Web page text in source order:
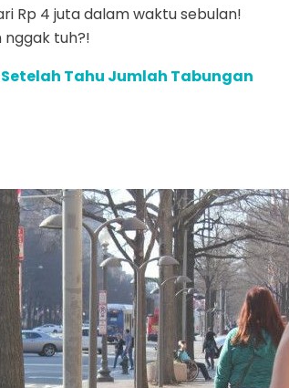
Rp 4 juta dalam waktu sebulan!
nggak tuh?!
Tahu Jumlah Tabungan